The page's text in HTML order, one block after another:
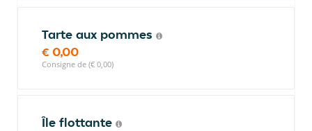
Tarte aux pommes
€ 0,00
Consigne de (€ 0,00)
Île flottante